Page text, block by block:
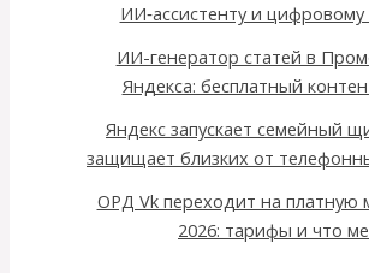
ИИ‑ассистенту и цифровому
ИИ-генератор статей в
Яндекса: бесплатный
Яндекс запускает семейный
защищает близких от
ОРД Vk переходит на платную
2026: тарифы и что